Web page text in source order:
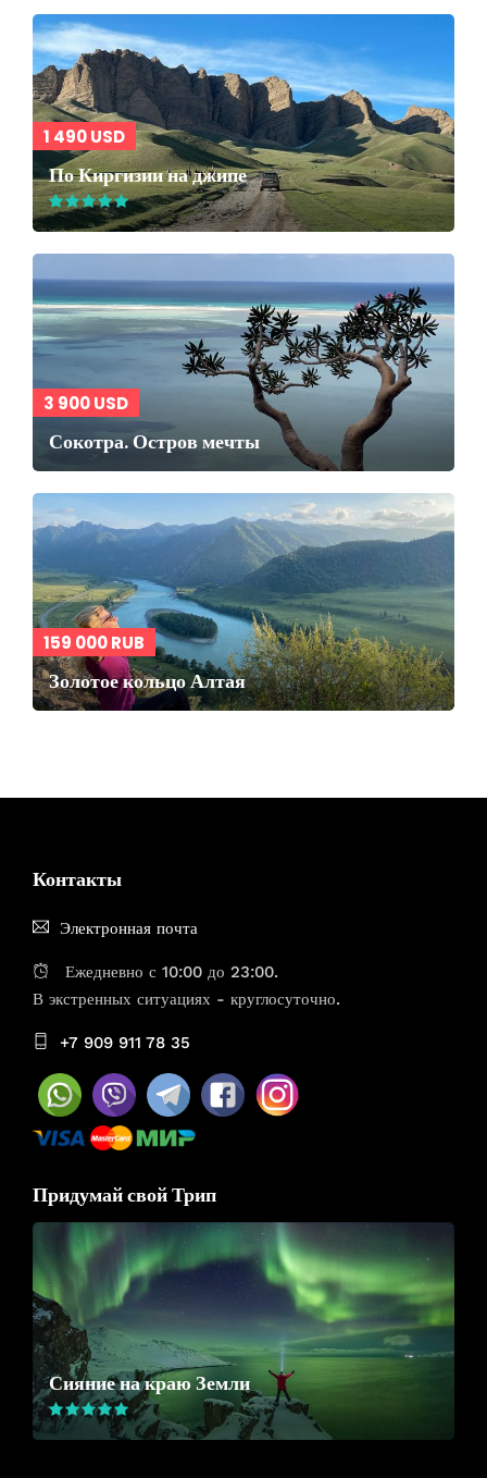
1 490 USD
По Киргизии на джипе
3 900 USD
Сокотра. Остров мечты
159 000 RUB
Золотое кольцо Алтая
Контакты
Электронная почта
Ежедневно с 10:00 до 23:00.
В экстренных ситуациях - круглосуточно.
+7 909 911 78 35
Придумай свой Трип
Сияние на краю Земли